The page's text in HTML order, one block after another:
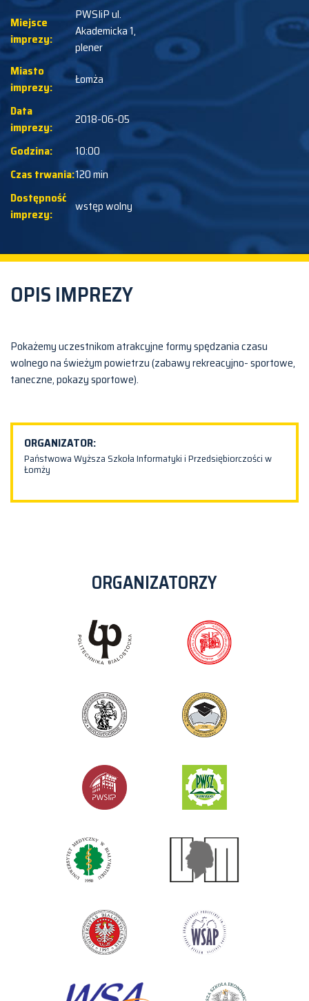
Miejsce
imprezy:
PWSIiP ul.
Akademicka 1,
plener
Miasto
imprezy:
Łomża
Data
imprezy:
2018-06-05
Godzina:
10:00
Czas trwania:120 min
Dostępność
imprezy:
wstęp wolny
OPIS IMPREZY
Pokażemy uczestnikom atrakcyjne formy spędzania czasu
wolnego na świeżym powietrzu (zabawy rekreacyjno- sportowe,
taneczne, pokazy sportowe).
ORGANIZATOR:
Państwowa Wyższa Szkoła Informatyki i Przedsiębiorczości w
Łomży
ORGANIZATORZY